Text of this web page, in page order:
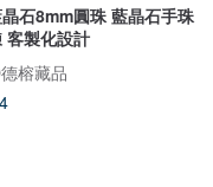
石8mm圓珠 藍晶石手珠
客製化設計
榕藏品